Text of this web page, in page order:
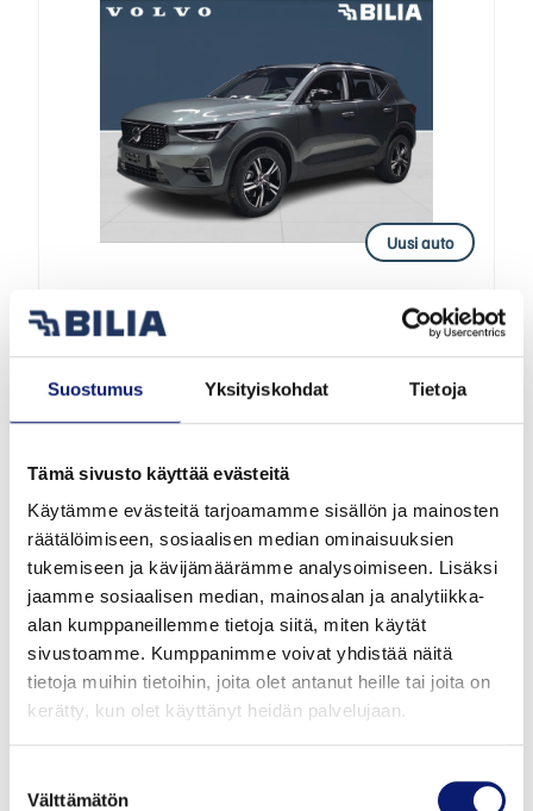
Suostumus Yksityiskohdat Tietoja
Tämä sivusto käyttää evästeitä
Käytämme evästeitä tarjoamamme sisällön ja mainosten
räätälöimiseen, sosiaalisen median ominaisuuksien
tukemiseen ja kävijämäärämme analysoimiseen. Lisäksi
jaamme sosiaalisen median, mainosalan ja analytiikka-
alan kumppaneillemme tietoja siitä, miten käytät
sivustoamme. Kumppanimme voivat yhdistää näitä
tietoja muihin tietoihin, joita olet antanut heille tai joita on
kerätty, kun olet käyttänyt heidän palvelujaan.
valinta
Välttämätön
Uusi auto
2027 Vantaa
VOLVO XC40
B3 MHEV PLUS
50 417 € alk. 546 €/kk